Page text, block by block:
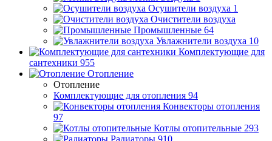
Осушители воздуха 1
Очистители воздуха
Промышленные 64
Увлажнители воздуха 10
Комплектующие для
сантехники 955
Отопление
Отопление
Комплектующие для отопления 94
Конвекторы отопления
97
Котлы отопительные 293
Радиаторы 910